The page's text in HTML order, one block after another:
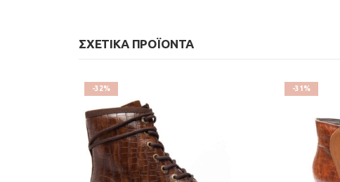
ΣΧΕΤΙΚΆ ΠΡΟΪΌΝΤΑ
-32% -31%